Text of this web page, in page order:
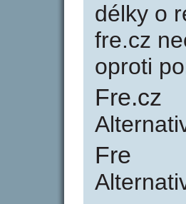
délky o
fre.cz
oproti
Fre.cz
Fre